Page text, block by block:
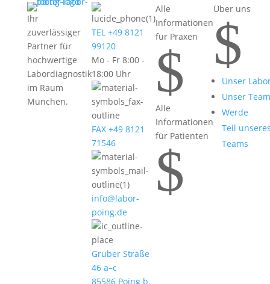
Ihr
zuverlässiger
Partner für
hochwertige
Labordiagnostik
im Raum
München.
TEL +49 8121
99120
Mo - Fr 8:00 -
18:00 Uhr
FAX +49 8121
71546
info@labor-
poing.de
Gruber Straße
46 a–c
85586 Poing b.
Alle
Informationen
für Praxen
$
Alle
Informationen
für Patienten
$
Über uns
$
Unser
Unser Team
Werde
Teil
Teams